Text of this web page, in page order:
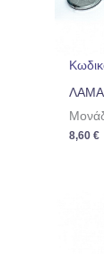
8,60€